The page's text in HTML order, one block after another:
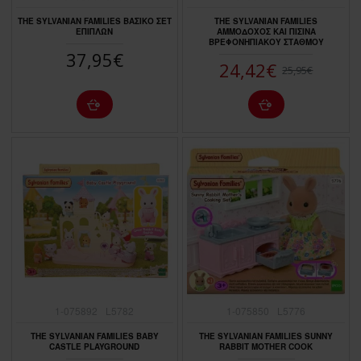
THE SYLVANIAN FAMILIES ΒΑΣΙΚΟ ΣΕΤ
ΕΠΙΠΛΩΝ
37,95€
THE SYLVANIAN FAMILIES
ΑΜΜΟΔΟΧΟΣ ΚΑΙ ΠΙΣΙΝΑ
ΒΡΕΦΟΝΗΠΙΑΚΟΥ ΣΤΑΘΜΟΥ
24,42€ 25,95€
THE SYLVANIAN FAMILIES BABY
CASTLE PLAYGROUND
THE SYLVANIAN FAMILIES SUNNY
RABBIT MOTHER COOK